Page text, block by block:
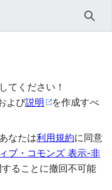
検索
してください！
よび説明
を作成すべ
なたは利用規約に同意
ブ・コモンズ 表示-非
ることに撤回不可能